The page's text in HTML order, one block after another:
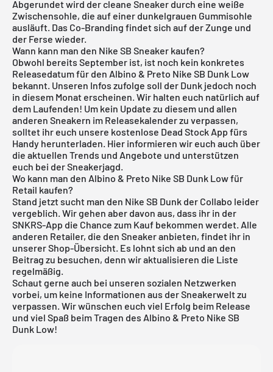
Abgerundet wird der cleane Sneaker durch eine weiße
Zwischensohle, die auf einer dunkelgrauen Gummisohle
ausläuft. Das Co-Branding findet sich auf der Zunge und
der Ferse wieder.
Wann kann man den Nike SB Sneaker kaufen?
Obwohl bereits September ist, ist noch kein konkretes
Releasedatum für den Albino & Preto Nike SB Dunk Low
bekannt. Unseren Infos zufolge soll der Dunk jedoch noch
in diesem Monat erscheinen. Wir halten euch natürlich auf
dem Laufenden! Um kein Update zu diesem und allen
anderen Sneakern im Releasekalenderzu verpassen,
solltet ihr euch unsere kostenlose Dead Stock App fürs
Handy herunterladen. Hier informieren wir euch auch über
die aktuellen Trends und Angebote und unterstützen
euch bei der Sneakerjagd.
Wo kann man den Albino & Preto Nike SB Dunk Low für
Retail kaufen?
Stand jetzt sucht man den Nike SB Dunk der Collabo leider
vergeblich. Wir gehen aber davon aus, dass ihr in der
SNKRS-App die Chance zum Kauf bekommen werdet. Alle
anderen Retailer, die den Sneaker anbieten, findet ihr in
unserer Shop-Übersicht. Es lohnt sich ab und an den
Beitrag zu besuchen, denn wir aktualisieren die Liste
regelmäßig.
Schaut gerne auch bei unseren sozialen Netzwerken
vorbei, um keine Informationen aus der Sneakerwelt zu
verpassen. Wir wünschen euch viel Erfolg beim Release
und viel Spaß beim Tragen des Albino & Preto Nike SB
Dunk Low!